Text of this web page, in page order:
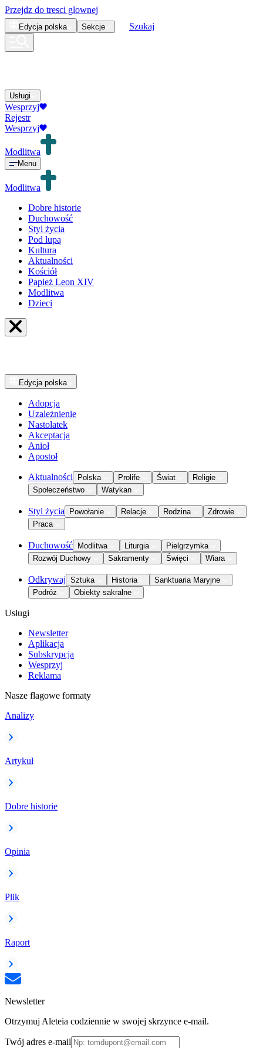
Przejdz do tresci glownej
Edycja polska Sekcje Szukaj
Usługi
Wesprzyj
Rejestr
Wesprzyj
Modlitwa
Menu
Modlitwa
Dobre historie
Duchowość
Styl życia
Pod lupą
Kultura
Aktualności
Kościół
Papież Leon XIV
Modlitwa
Dzieci
Edycja polska
Adopcja
Uzależnienie
Nastolatek
Akceptacja
Anioł
Apostoł
Aktualności Polska Prolife Świat
Religie
Społeczeństwo
Watykan
Styl życia Powołanie Relacje Rodzina
Zdrowie
Praca
Duchowość Modlitwa Liturgia
Pielgrzymka
Rozwój Duchowy
Sakramenty Święci Wiara
Odkrywaj Sztuka Historia
Sanktuaria Maryjne
Podróż
Obiekty sakralne
Usługi
Newsletter
Aplikacja
Subskrypcja
Wesprzyj
Reklama
Nasze flagowe formaty
Analizy
Artykuł
Dobre historie
Opinia
Plik
Raport
Newsletter
Otrzymuj Aleteia codziennie w swojej skrzynce e-mail.
Twój adres e-mail